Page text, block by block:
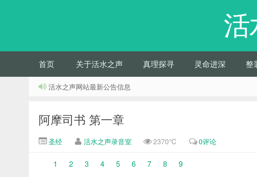
活
首页 关于活水之声 真理探寻 灵命进深 整
活水之声网站最新公告信息
阿摩司书 第一章
圣经 活水之声录音室 2370℃ 0评论
1 2 3 4 5 6 7 8 9